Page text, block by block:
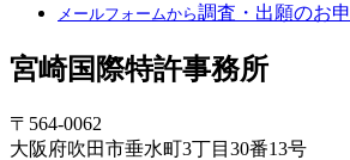
メールフォームから調査・出願のお
宮崎国際特許事務所
〒564-0062
大阪府吹田市垂水町3丁目30番13号